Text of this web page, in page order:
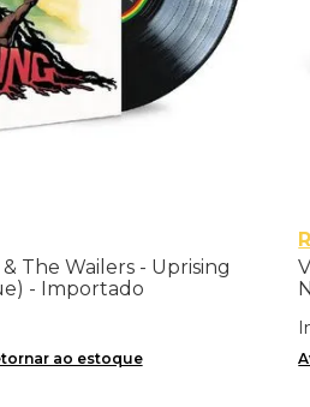
The Wailers - Uprising
- Importado
ao estoque